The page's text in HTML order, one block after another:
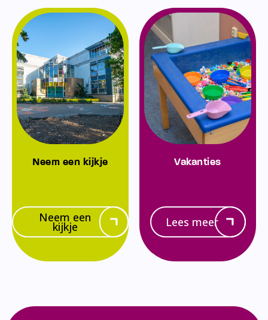
Neem een kijkje
Neem een
kijkje
Vakanties
Lees meer